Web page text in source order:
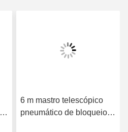
6 m mastro telescópico
pneumático de bloqueio